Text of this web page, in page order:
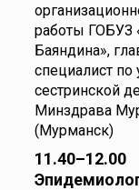
работы
Баяндина»,
специалист
сестринской
Минздрава
(Мурманск)
11.40–12.00